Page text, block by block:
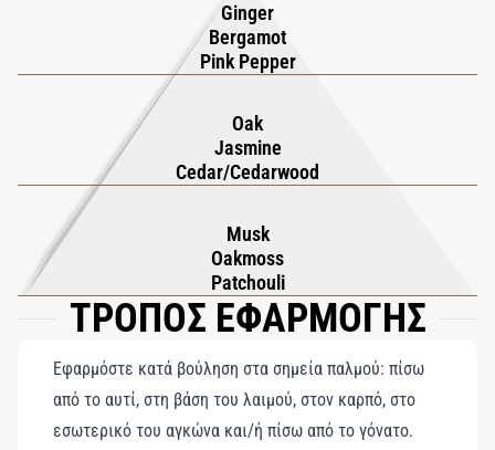
υπνωτικές νότες λουλουδιών πλέκονται αρμονικά με γήινο
πατσουλί και την αισθησιακή κομψότητα του λάβδανου,
δημιουργώντας ένα βαθιά καθηλωτικό άρωμα. Η κρεμώδης
βανίλια χαρίζει μια απαλή πινελιά, δένοντας αβίαστα με μια
βάση από ανθεκτική δρύινη βρύα και amberwood μεγάλης
διάρκειας. Το amberwood λειτουργεί σαν ένας ανακλαστικός
πολύτιμος λίθος, παραπέμποντας στη γαλήνια, ανατολίτικη
ατμόσφαιρα ενός βενετσιάνικου κήπου. Το
είναι ένα ονειρικό ταξίδι στην απέραντη ομορφιά της φύσης,
μια αρμονική ισορροπία φρεσκάδας, ζεστασιάς και
διαχρονικής κομψότητας.
Ginger
Bergamot
Pink Pepper
Oak
Jasmine
Cedar/Cedarwood
Musk
Oakmoss
Patchouli
ΤΡΟΠΟΣ ΕΦΑΡΜΟΓΗΣ
Εφαρμόστε κατά βούληση στα σημεία παλμού: πίσω
από το αυτί, στη βάση του λαιμού, στον καρπό, στο
εσωτερικό του αγκώνα και/ή πίσω από το γόνατο.